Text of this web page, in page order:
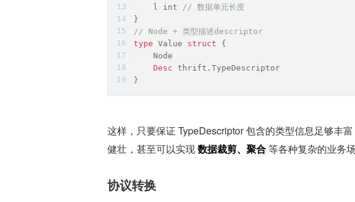
l int
// 数据单元长度
}
// Node + 类型描述descriptor
type Value struct {
Node
Desc thrift.TypeDescriptor
}
这样，只要保证 TypeDescriptor 包含的类型信息足够丰
健壮，甚至可以实现 数据裁剪、聚合 等各种复杂的业务场
协议转换